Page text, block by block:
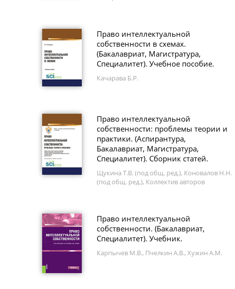
Право интеллектуальной
собственности в схемах.
(Бакалавриат, Магистратура,
Специалитет). Учебное пособие.
Качарава Б.Р.
Право интеллектуальной
собственности: проблемы теории и
практики. (Аспирантура,
Бакалавриат, Магистратура,
Специалитет). Сборник статей.
Щукина Т.В. (под общ. ред.), Коновалов Н.Н.
(под общ. ред.), Коллектив авторов
Право интеллектуальной
собственности. (Бакалавриат,
Специалитет). Учебник.
Карпычев М.В., Пчелкин А.В., Хужин А.М.